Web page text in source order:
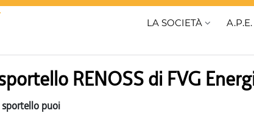
LA SOCIETÀ A.P.E.
RENOSS di FVG
puoi